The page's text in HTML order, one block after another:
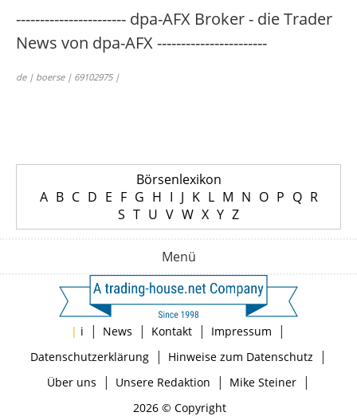
----------------------- dpa-AFX Broker - die Trader
News von dpa-AFX -----------------------
de | boerse | 69102975 |
Börsenlexikon
A B C D E F G H I J K L M N O P Q R
S T U V W X Y Z
Menü
| i | News | Kontakt | Impressum |
Datenschutzerklärung| Hinweise zum Datenschutz |
Über uns | Unsere Redaktion | Mike Steiner|
2026 © Copyright